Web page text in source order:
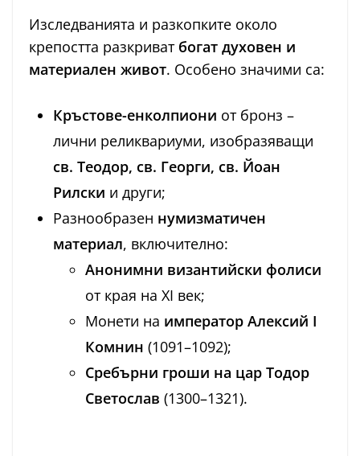
Изследванията и разкопките около
крепостта разкриват богат духовен и
материален живот. Особено значими са:
Кръстове-енколпиони от бронз –
лични реликвариуми, изобразяващи
св. Теодор, св. Георги, св. Йоан
Рилски и други;
Разнообразен нумизматичен
материал, включително:
Анонимни византийски фолиси
от края на XI век;
Монети на император Алексий I
Комнин (1091–1092);
Сребърни гроши на цар Тодор
Светослав (1300–1321).